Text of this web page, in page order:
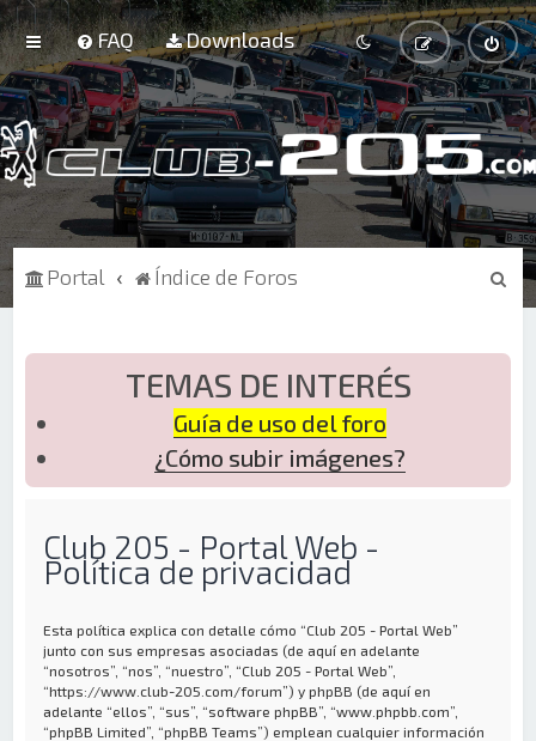
FAQ Downloads
Portal Índice de Foros
B
TEMAS DE INTERÉS
Guía de uso del foro
¿Cómo subir imágenes?
Club 205 - Portal Web -
Política de privacidad
Esta política explica con detalle cómo “Club 205 - Portal Web”
junto con sus empresas asociadas (de aquí en adelante
“nosotros”, “nos”, “nuestro”, “Club 205 - Portal Web”,
“https://www.club-205.com/forum”) y phpBB (de aquí en
adelante “ellos”, “sus”, “software phpBB”, “www.phpbb.com”,
“phpBB Limited”, “phpBB Teams”) emplean cualquier información